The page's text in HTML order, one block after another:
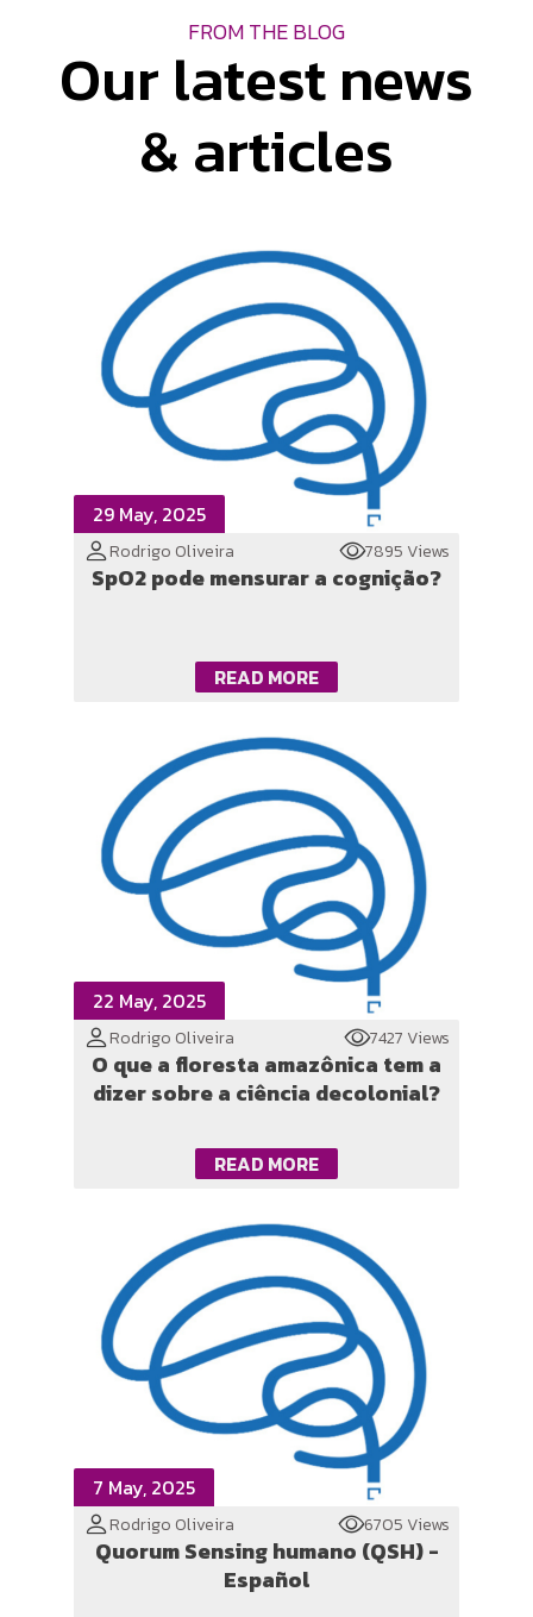
FROM THE BLOG
Our latest news
& articles
29 May, 2025
Rodrigo Oliveira 7895 Views
SpO2 pode mensurar a cognição?
READ MORE
22 May, 2025
Rodrigo Oliveira 7427 Views
O que a floresta amazônica tem a
dizer sobre a ciência decolonial?
READ MORE
7 May, 2025
Rodrigo Oliveira 6705 Views
Quorum Sensing humano (QSH) -
Español